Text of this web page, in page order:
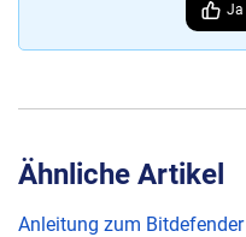
Ja
Ähnliche Artikel
Anleitung zum